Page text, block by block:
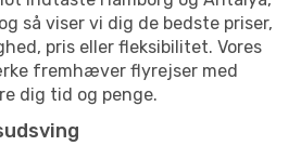
så viser vi dig de bedste priser,
pris eller fleksibilitet. Vores
fremhæver flyrejser med
dig tid og penge.